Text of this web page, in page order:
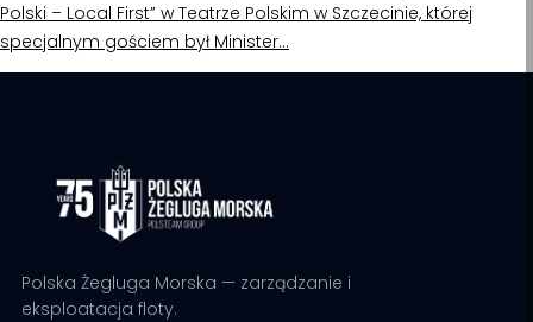
Polski – Local First” w Teatrze Polskim w Szczecinie, której
specjalnym gościem był Minister…
Polska Żegluga Morska — zarządzanie i
eksploatacja floty.